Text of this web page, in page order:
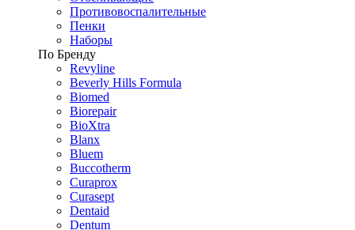
Противовоспалительные
Пенки
Наборы
По Бренду
Revyline
Beverly Hills Formula
Biomed
Biorepair
BioXtra
Blanx
Bluem
Buccotherm
Curaprox
Curasept
Dentaid
Dentum